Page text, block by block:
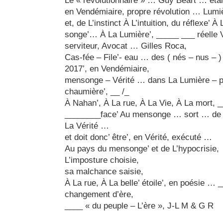
en Vendémiaire, propre révolution …
et, de L’instinct À L’intuition, du réflexe’
songe’… À La Lumière’, _____ ___
serviteur, Avocat … Gilles Roca,
Cas-fée – File’- eau … des ( nés – nus – )
2017’, en Vendémiaire,
mensonge – Vérité … dans La Lumière –
chaumière’, __ /_
À Nahan’, À La rue, À La Vie, À La mort,
________face’ Au mensonge … sort …
La Vérité …
et doit donc’ être’, en Vérité, exécuté …
Au pays du mensonge’ et de L’hypocrisie,
L’imposture choisie,
sa malchance saisie,
À La rue, À La belle’ étoile’, en poésie …
changement d’ère,
____ « du peuple – L’ère », J-L M & G R